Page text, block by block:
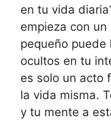
en tu vida
empieza con
pequeño
ocultos en tu
es solo un acto
la vida misma.
y tu mente a